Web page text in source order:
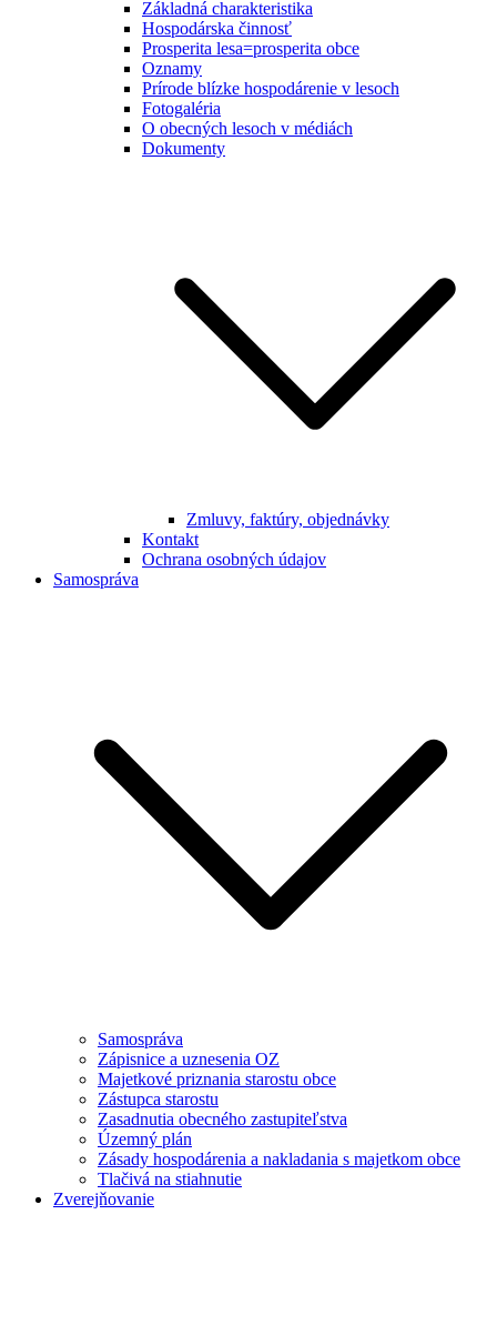
Základná charakteristika
Hospodárska činnosť
Prosperita lesa=prosperita obce
Oznamy
Prírode blízke hospodárenie v lesoch
Fotogaléria
O obecných lesoch v médiách
Dokumenty
Zmluvy, faktúry, objednávky
Kontakt
Ochrana osobných údajov
Samospráva
Samospráva
Zápisnice a uznesenia OZ
Majetkové priznania starostu obce
Zástupca starostu
Zasadnutia obecného zastupiteľstva
Územný plán
Zásady hospodárenia a nakladania s majetkom obce
Tlačivá na stiahnutie
Zverejňovanie